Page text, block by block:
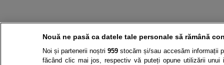
Nouă ne pasă ca datele tale personale să rămână
Noi și partenerii noștri959 stocăm și/sau accesăm informații
făcând clic mai jos, respectiv vă puteți opune utilizării